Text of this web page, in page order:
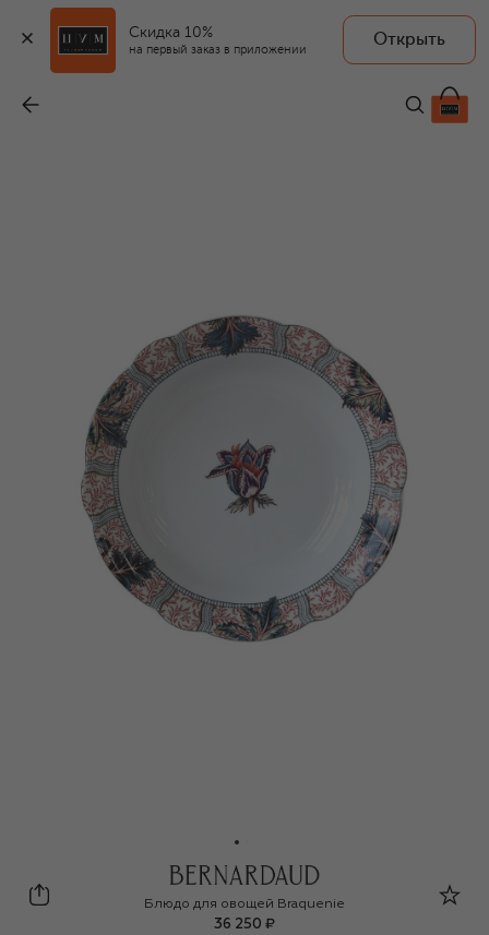
Скидка 10%
на первый заказ в приложении
Открыть
36 250 ₽
Bernardaud
Блюдо для овощей Braquenie
36 250 ₽